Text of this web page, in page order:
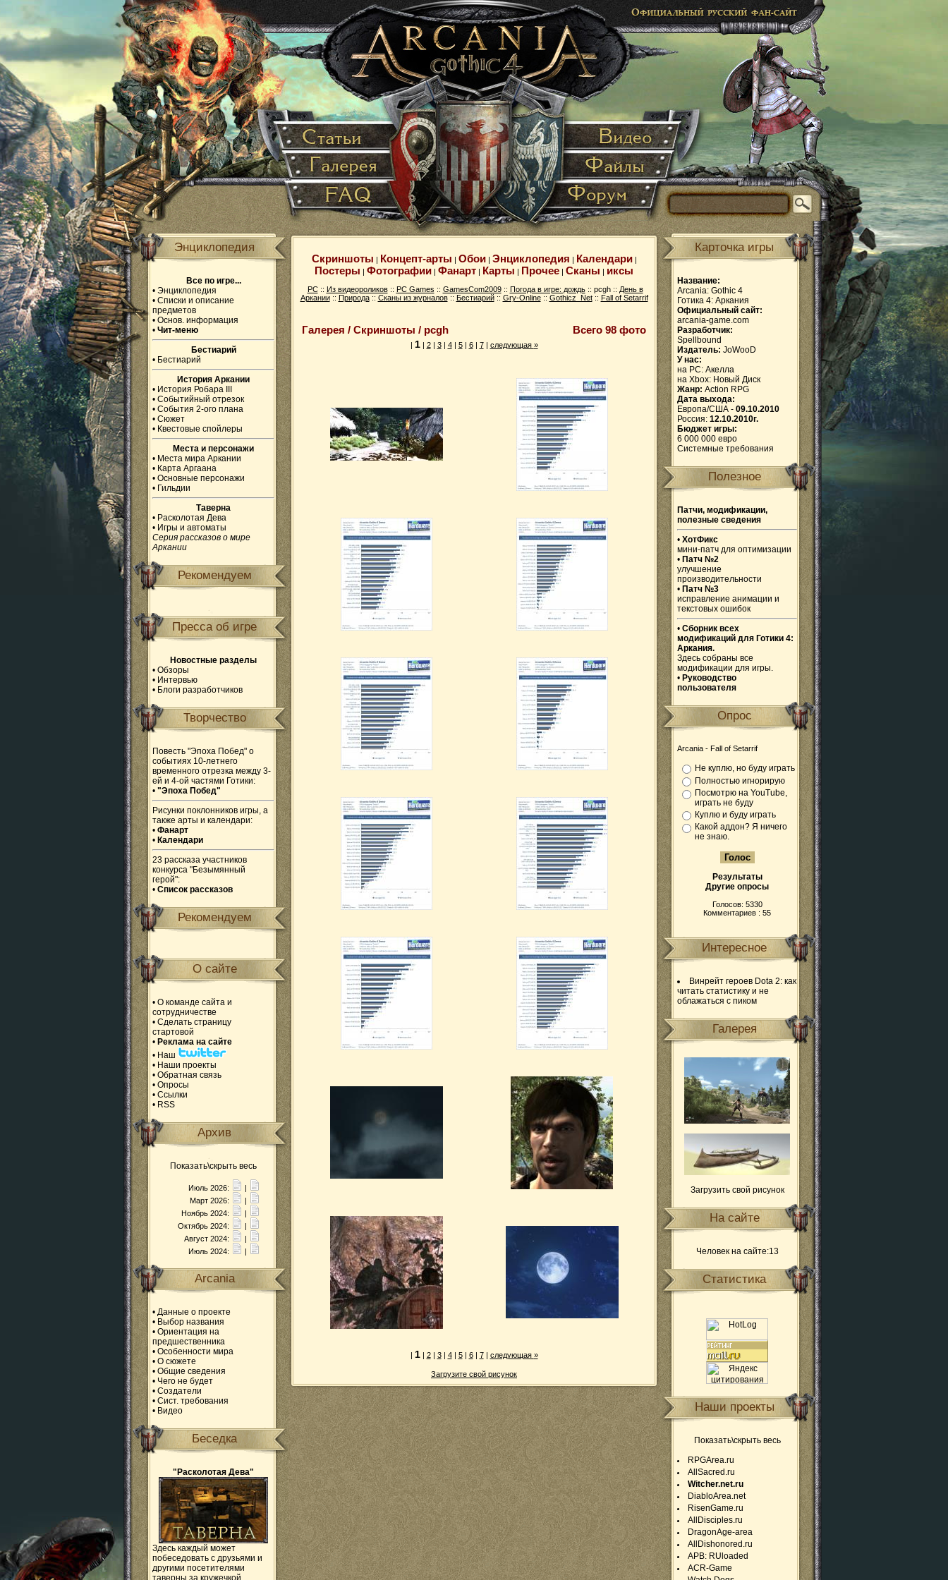
Энциклопедия
Все по игре...
• Энциклопедия
• Списки и описание
предметов
• Основ. информация
• Чит-меню
Бестиарий
• Бестиарий
История Аркании
• История Робара III
• Событийный отрезок
• События 2-ого плана
• Сюжет
• Квестовые спойлеры
Места и персонажи
• Места мира Аркании
• Карта Аргаана
• Основные персонажи
• Гильдии
Таверна
• Расколотая Дева
• Игры и автоматы
Серия рассказов о мире
Аркании
Рекомендуем
Пресса об игре
Новостные разделы
• Обзоры
• Интервью
• Блоги разработчиков
Творчество
Повесть "Эпоха Побед" о
событиях 10-летнего
временного отрезка между 3-
ей и 4-ой частями Готики:
• "Эпоха Побед"
Рисунки поклонников игры, а
также арты и календари:
• Фанарт
• Календари
23 рассказа участников
конкурса "Безымянный
герой":
• Список рассказов
Рекомендуем
О сайте
• О команде сайта и
сотрудничестве
• Сделать страницу
стартовой
• Реклама на сайте
• Наш
• Наши проекты
• Обратная связь
• Опросы
• Ссылки
• RSS
Архив
Показать\скрыть весь
Июль 2026:
|
Март 2026:
|
Ноябрь 2024:
|
Октябрь 2024:
|
Август 2024:
|
Июль 2024:
|
Arcania
• Данные о проекте
• Выбор названия
• Ориентация на
предшественника
• Особенности мира
• О сюжете
• Общие сведения
• Чего не будет
• Создатели
• Сист. требования
• Видео
Беседка
"Расколотая Дева"
Здесь каждый может
побеседовать с друзьями и
другими посетителями
таверны за кружечкой
Скриншоты | Концепт-арты | Обои| Энциклопедия | Календари|
Постеры | Фотографии | Фанарт | Карты | Прочее | Сканы | иксы
PC:: Из видеороликов:: PC Games :: GamesCom2009:: Погода в игре: дождь:: pcgh :: День в
Аркании:: Природа:: Сканы из журналов:: Бестиарий:: Gry-Online:: Gothicz_Net:: Fall of Setarrif
Галерея / Скриншоты / pcgh Всего 98 фото
| 1| 2| 3| 4| 5| 6| 7| следующая »
| 1| 2| 3| 4| 5| 6| 7| следующая »
Загрузите свой рисунок
Карточка игры
Название:
Arcania: Gothic 4
Готика 4: Аркания
Официальный сайт:
arcania-game.com
Разработчик:
Spellbound
Издатель: JoWooD
У нас:
на PC: Акелла
на Xbox: Новый Диск
Жанр: Action RPG
Дата выхода:
Европа/США - 09.10.2010
Россия: 12.10.2010г.
Бюджет игры:
6 000 000 евро
Системные требования
Полезное
Патчи, модификации,
полезные сведения
• ХотФикс
мини-патч для оптимизации
• Патч №2
улучшение
производительности
• Патч №3
исправление анимации и
текстовых ошибок
• Сборник всех
модификаций для Готики 4:
Аркания.
Здесь собраны все
модификации для игры.
• Руководство
пользователя
Опрос
Arcania - Fall of Setarrif
Не куплю, но буду играть
Полностью игнорирую
Посмотрю на YouTube,
играть не буду
Куплю и буду играть
Какой аддон? Я ничего
не знаю.
Результаты
Другие опросы
Голосов: 5330
Комментариев : 55
Интересное
Винрейт героев Dota 2: как
читать статистику и не
облажаться с пиком
Галерея
Загрузить свой рисунок
На сайте
Человек на сайте:13
Статистика
Наши проекты
Показать\скрыть весь
RPGArea.ru
AllSacred.ru
Witcher.net.ru
DiabloArea.net
RisenGame.ru
AllDisciples.ru
DragonAge-area
AllDishonored.ru
APB: RUloaded
ACR-Game